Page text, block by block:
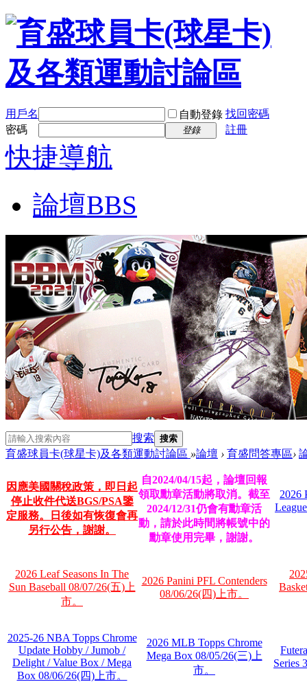
用戶名 自動登錄 找回密碼
密碼
登錄 註冊
快捷導航
論壇BBS
搜索 搜索
育盛球員卡(球星卡)及各類運動討論區 »論壇 › 育盛問答專區›
因應美國關稅政策，即日起
停止收件代送BGS/PSA鑒
定服務。日後如有恢復會再
另行公告，謝謝。
自2024/04/15起，論壇回報
領取勳章活動將取消。截至
2024/12/31仍會有勳章活
動，請於此時間將帳號中的
勳章使用完畢，謝謝。
2026
2026 Leaf Seasons In The
Sun Baseball 08/07/26(五)上
市。
2026 Panini PFL Contenders
08/06/26(四)上市。
2025-26 NBA Topps Chrome
Update Hobby / Jumob /
Delight / Value Box / Mega
Box 08/06/26(四)上市。
2026 MLB Topps Chrome
Mega Box 08/05/26(三)上
市。
Series